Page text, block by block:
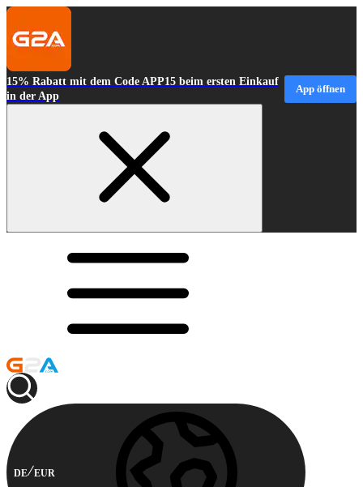
15% Rabatt mit dem Code APP15 beim ersten Einkauf
in der App
App öffnen
DE EUR